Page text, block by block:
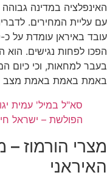
האינפלציה במדינה
עם עליית המחירים.
הפכו לפחות נגישים. הוא
בעבר למחאות, וכי כיום
באמת באמת באמת מצב
סא"ל במיל' עמית
הפולשת – ישראל
מצרי הורמוז
האיראני